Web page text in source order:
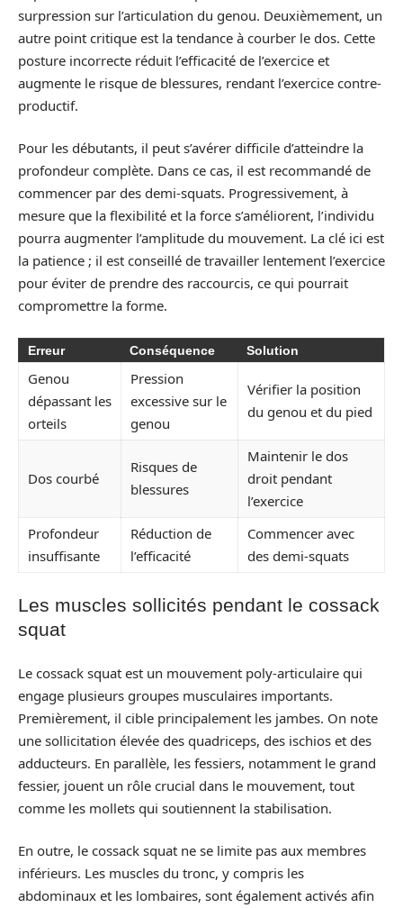
surpression sur l’articulation du genou. Deuxièmement, un
autre point critique est la tendance à courber le dos. Cette
posture incorrecte réduit l’efficacité de l’exercice et
augmente le risque de blessures, rendant l’exercice contre-
productif.
Pour les débutants, il peut s’avérer difficile d’atteindre la
profondeur complète. Dans ce cas, il est recommandé de
commencer par des demi-squats. Progressivement, à
mesure que la flexibilité et la force s’améliorent, l’individu
pourra augmenter l’amplitude du mouvement. La clé ici est
la patience ; il est conseillé de travailler lentement l’exercice
pour éviter de prendre des raccourcis, ce qui pourrait
compromettre la forme.
Erreur Conséquence Solution
Genou
dépassant les
orteils
Pression
excessive sur le
genou
Vérifier la position
du genou et du pied
Dos courbé
Risques de
blessures
Maintenir le dos
droit pendant
l’exercice
Profondeur
insuffisante
Réduction de
l’efficacité
Commencer avec
des demi-squats
Les muscles sollicités pendant le cossack
squat
Le cossack squat est un mouvement poly-articulaire qui
engage plusieurs groupes musculaires importants.
Premièrement, il cible principalement les jambes. On note
une sollicitation élevée des quadriceps, des ischios et des
adducteurs. En parallèle, les fessiers, notamment le grand
fessier, jouent un rôle crucial dans le mouvement, tout
comme les mollets qui soutiennent la stabilisation.
En outre, le cossack squat ne se limite pas aux membres
inférieurs. Les muscles du tronc, y compris les
abdominaux et les lombaires, sont également activés afin